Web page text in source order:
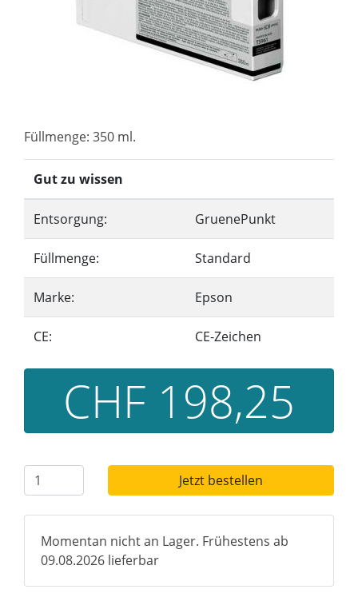
Füllmenge: 350 ml.
Gut zu wissen
Entsorgung: GruenePunkt
Füllmenge: Standard
Marke: Epson
CE: CE-Zeichen
CHF 198,25
Jetzt bestellen
Momentan nicht an Lager. Frühestens ab
09.08.2026 lieferbar